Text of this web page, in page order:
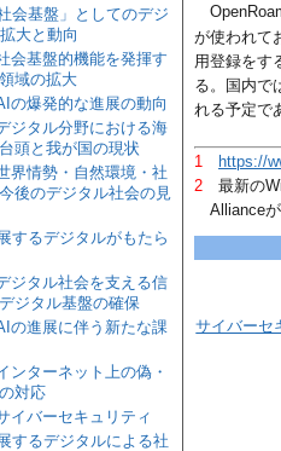
が使われて
用登録をす
る。国内で
れる予定で
1
https://
2 最新の
Alliance
サイバーセ
基盤」としてのデジ
大と動向
基盤的機能を発揮す
域の拡大
爆発的な進展の動向
タル分野における海
頭と我が国の現状
情勢・自然環境・社
後のデジタル社会の見
るデジタルがもたら
タル社会を支える信
ジタル基盤の確保
進展に伴う新たな課
ターネット上の偽・
対応
バーセキュリティ
るデジタルによる社